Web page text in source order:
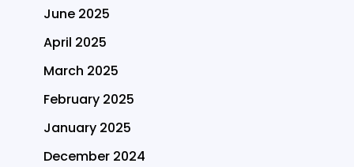
June 2025
April 2025
March 2025
February 2025
January 2025
December 2024